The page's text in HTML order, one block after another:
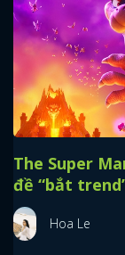
The Super
đề “bắt
Hoa Le